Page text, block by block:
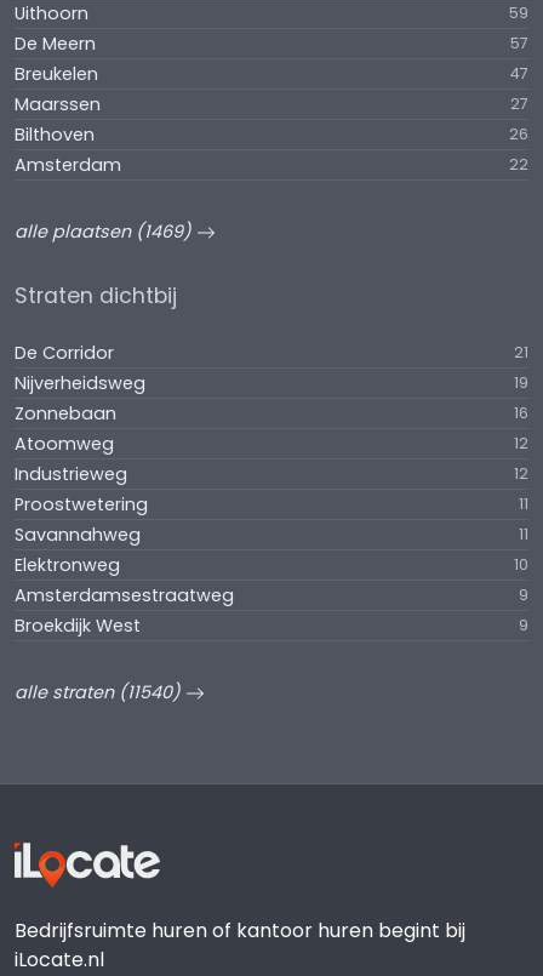
Uithoorn 59
De Meern 57
Breukelen 47
Maarssen 27
Bilthoven 26
Amsterdam 22
alle plaatsen (1469)
Straten dichtbij
De Corridor 21
Nijverheidsweg 19
Zonnebaan 16
Atoomweg 12
Industrieweg 12
Proostwetering 11
Savannahweg 11
Elektronweg 10
Amsterdamsestraatweg 9
Broekdijk West 9
alle straten (11540)
Bedrijfsruimte huren of kantoor huren begint bij
iLocate.nl